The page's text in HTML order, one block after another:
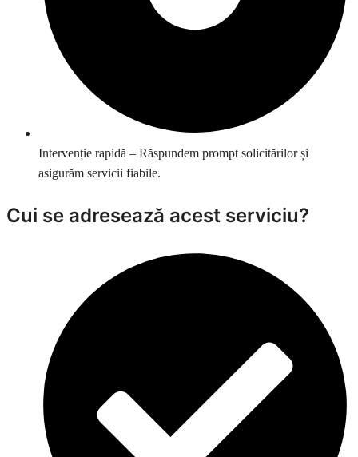
Intervenție rapidă – Răspundem prompt solicitărilor și
asigurăm servicii fiabile.
Cui se adresează acest serviciu?